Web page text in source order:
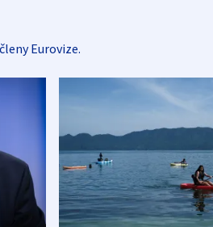
Eurovize.